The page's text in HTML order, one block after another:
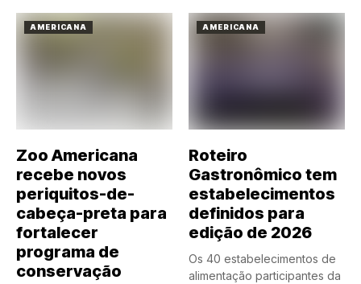
AMERICANA
Zoo Americana
recebe novos
periquitos-de-
cabeça-preta para
fortalecer
programa de
conservação
AMERICANA
Roteiro
Gastronômico tem
estabelecimentos
definidos para
edição de 2026
Os 40 estabelecimentos de
alimentação participantes da